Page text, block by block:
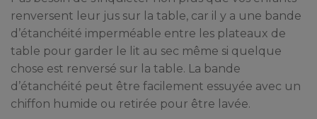
renversent leur jus sur la table, car il y a une bande
d’étanchéité imperméable entre les plateaux de
table pour garder le lit au sec même si quelque
chose est renversé sur la table. La bande
d’étanchéité peut être facilement essuyée avec un
chiffon humide ou retirée pour être lavée.